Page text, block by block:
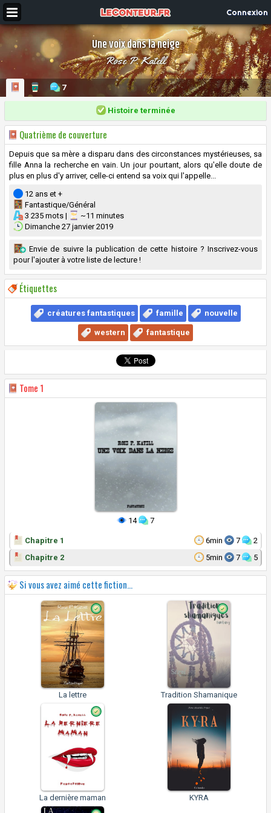
Connexion
Une voix dans la neige
Rose P. Katell
7
Histoire terminée
Quatrième de couverture
Depuis que sa mère a disparu dans des circonstances mystérieuses, sa
fille Anna la recherche en vain. Un jour pourtant, alors qu'elle doute de
plus en plus d'y arriver, celle-ci entend sa voix qui l'appelle...
12 ans et +
Fantastique/Général
3 235 mots |
~11 minutes
Dimanche 27 janvier 2019
Envie de suivre la publication de cette histoire ? Inscrivez-vous
pour l'ajouter à votre liste de lecture !
Étiquettes
créatures fantastiques famille nouvelle
western fantastique
Tome 1
14 7
6min 7 2
Chapitre 1
5min
7 5
Chapitre 2
Si vous avez aimé cette fiction...
La lettre Tradition Shamanique
La dernière maman KYRA